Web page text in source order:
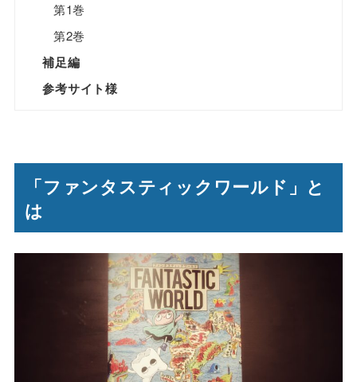
第1巻
第2巻
補足編
参考サイト様
「ファンタスティックワールド」と
は